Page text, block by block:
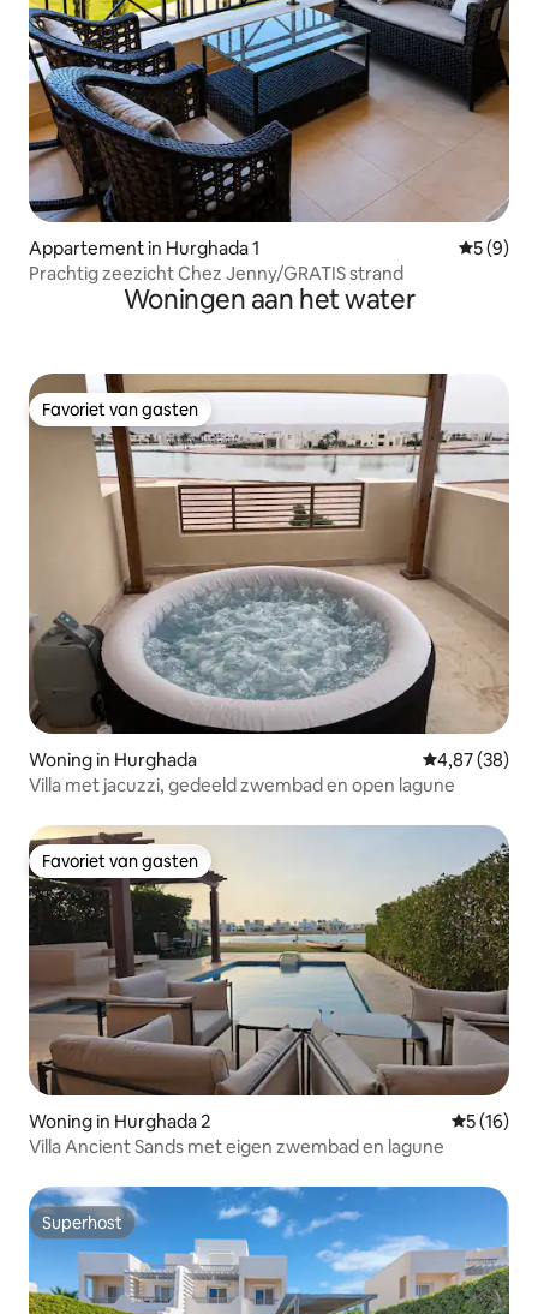
Appartement in Hurghada 1
5 (9)
Prachtig zeezicht Chez Jenny/GRATIS strand
Woningen aan het water
Favoriet van gasten
Favoriet van gasten
Woning in Hurghada Gemiddelde
4,87 (38)
Villa met jacuzzi, gedeeld zwembad en open lagune
Favoriet van gasten
Favoriet van gasten
Woning in Hurghada 2
5 (16)
Villa Ancient Sands met eigen zwembad en lagune
Superhost
Superhost